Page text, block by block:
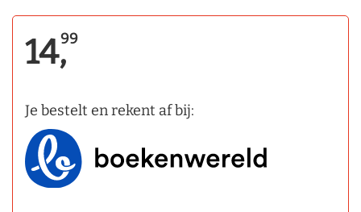
14,99
Je bestelt en rekent af bij: